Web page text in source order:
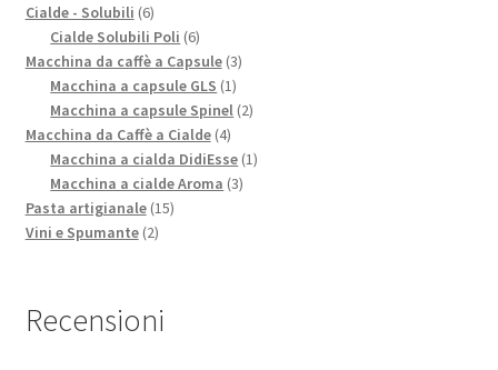
Cialde - Solubili 66
prodotti
Cialde Solubili Poli 66
prodotti
Macchina da caffè a Capsule 33
Macchina a capsule GLS 11
prodotto
Macchina a capsule Spinel 22
Macchina da Caffè a Cialde 44
prodotti
Macchina a cialda DidiEsse 11
Macchina a cialde Aroma 33
Pasta artigianale 1515
Vini e Spumante 22
Recensioni